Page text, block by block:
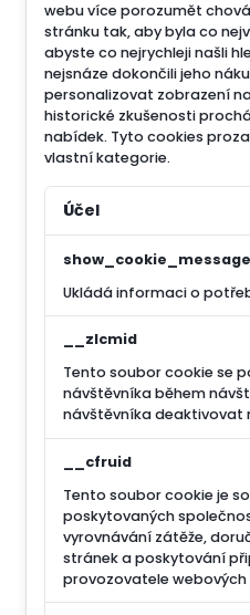
webu více porozumět
stránku tak, aby byla co
abyste co nejrychleji našli
nejsnáze dokončili jeho
personalizovat zobrazení
historické zkušenosti
nabídek. Tyto cookies
vlastní kategorie.
Účel
show_cookie_message
Ukládá informaci o
__zlcmid
Tento soubor cookie se
návštěvníka během
návštěvníka deaktivovat
__cfruid
Tento soubor cookie je
poskytovaných
vyrovnávání zátěže,
stránek a poskytování
provozovatele webových